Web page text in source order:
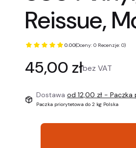
Reissue,
0.00(Oceny: 0 Recenzje: 0)
Cena
45,00 złbez VAT
Dostawa od 12,00 zł - Paczka
Paczka priorytetowa do 2 kg Polska